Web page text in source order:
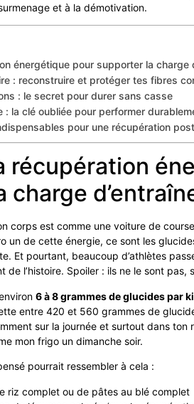
et à la démotivation.
énergétique pour supporter la charge
: reconstruire et protéger tes fibres
: le secret pour durer sans casse
: la clé oubliée pour performer
pour une récupération
récupération
charge
corps est comme une voiture de
un de cette énergie, ce sont les
Et pourtant, beaucoup d’athlètes
de l’histoire. Spoiler : ils ne le sont pas,
6 à 8 grammes de glucides par
entre 420 et 560 grammes de
sur la journée et surtout dans
mon frigo un dimanche soir.
pourrait ressembler à cela :
riz complet ou de pâtes au blé complet